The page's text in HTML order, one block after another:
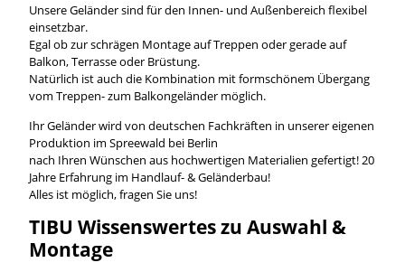
Unsere Geländer sind für den Innen- und Außenbereich flexibel
einsetzbar.
Egal ob zur schrägen Montage auf Treppen oder gerade auf
Balkon, Terrasse oder Brüstung.
Natürlich ist auch die Kombination mit formschönem Übergang
vom Treppen- zum Balkongeländer möglich.
Ihr Geländer wird von deutschen Fachkräften in unserer eigenen
Produktion im Spreewald bei Berlin
nach Ihren Wünschen aus hochwertigen Materialien gefertigt! 20
Jahre Erfahrung im Handlauf- & Geländerbau!
Alles ist möglich, fragen Sie uns!
TIBU Wissenswerteszu Auswahl &
Montage